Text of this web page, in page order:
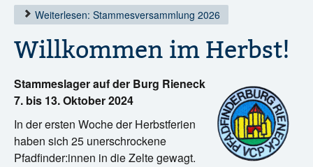
Weiterlesen: Stammesversammlung 2026
Willkommen im Herbst!
Stammeslager auf der Burg Rieneck
7. bis 13. Oktober 2024
In der ersten Woche der Herbstferien
haben sich 25 unerschrockene
Pfadfinder:innen in die Zelte gewagt.